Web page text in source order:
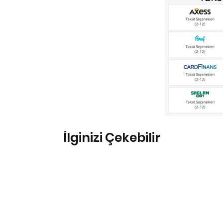
İlginizi Çekebilir